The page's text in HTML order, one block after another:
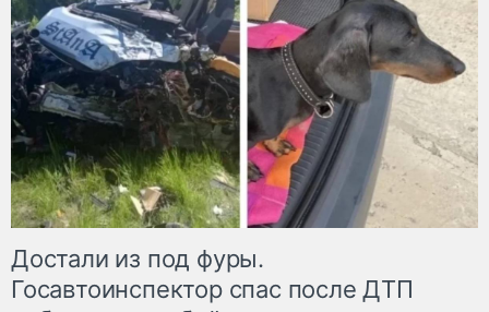
Достали из под фуры.
Госавтоинспектор спас после ДТП